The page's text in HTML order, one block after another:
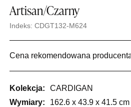
Artisan/Czarny
Indeks: CDGT132-M624
Cena rekomendowana
Kolekcja:
CARDIGAN
Wymiary:
162.6 x 43.9 x 41.5 cm